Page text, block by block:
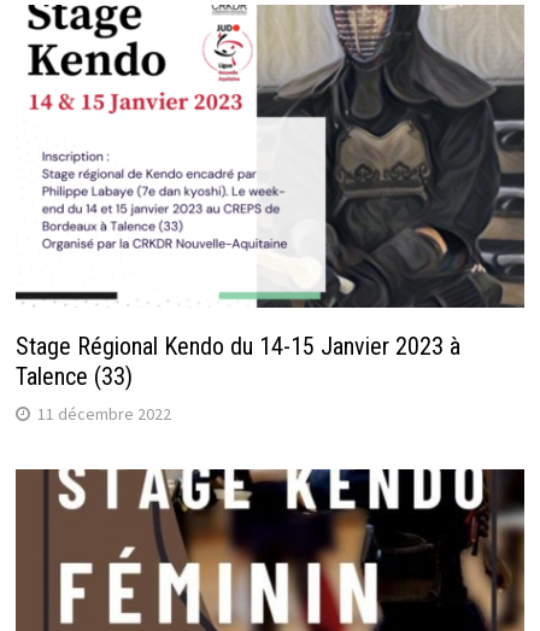
Stage Régional Kendo du 14-15 Janvier 2023 à
Talence (33)
11 décembre 2022